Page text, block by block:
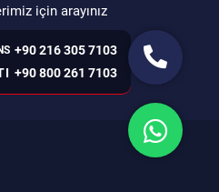
için arayınız
+90 216 305 7103
+90 800 261 7103